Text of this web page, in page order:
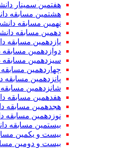
هفتمین سمینار
هشتمین مسابقه
نهمین مسابقه
دهمین مسابقه
یازدهمین مسابقه
دوازدهمین مسابقه
سیزدهمین مسابقه
چهاردهمین مسابقه
پانزدهمین مسابقه
شانزدهمین مسابقه
هفدهمین مسابقه
هجدهمین مسابقه
نوزدهمین مسابقه
بیستمین مسابقه
بیست و یکمین
بیست و دومین